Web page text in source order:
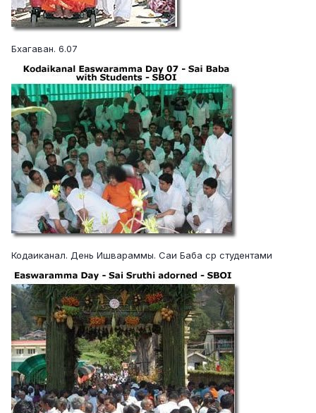
Бхагаван. 6.07
Кодаиканал. День Ишвараммы. Саи Баба ср студентами